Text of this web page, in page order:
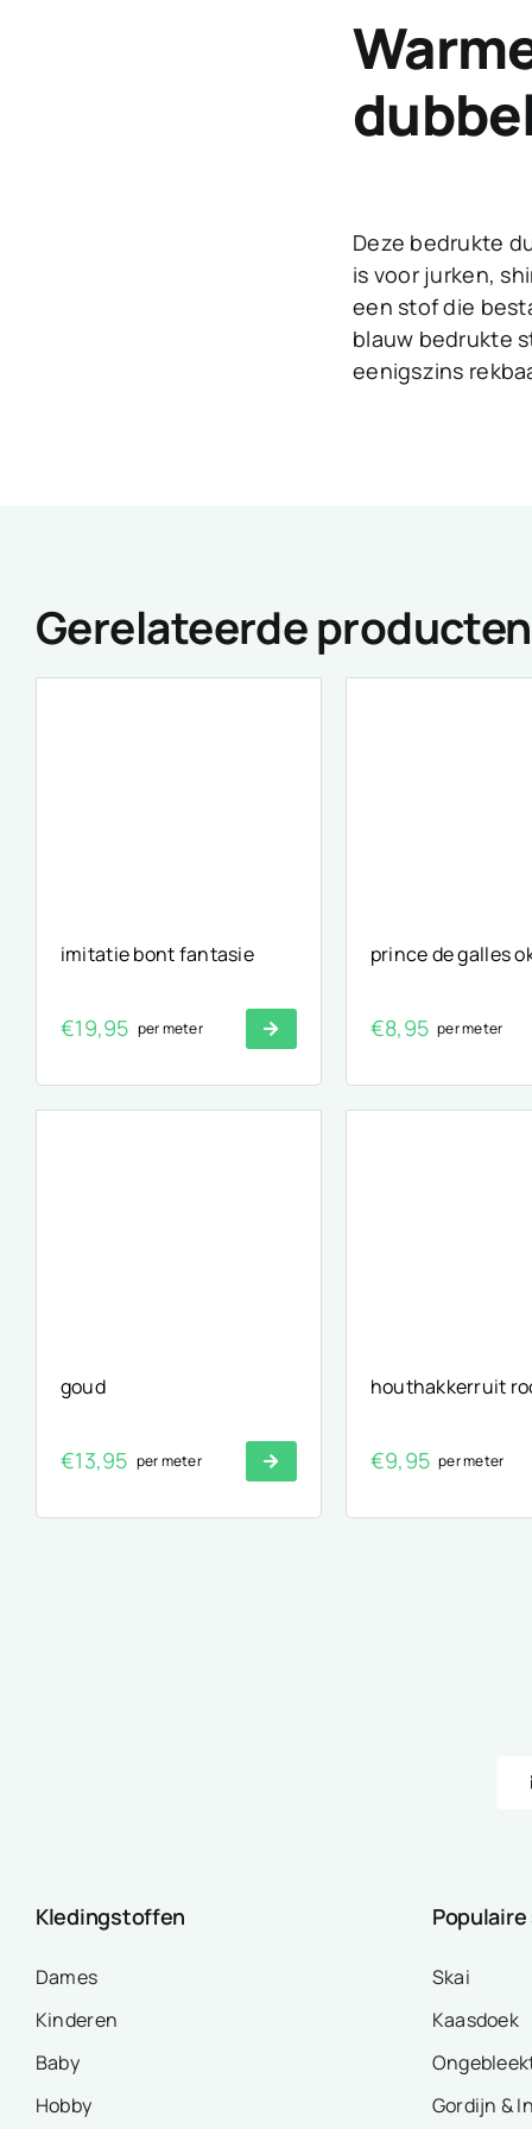
Deze bedrukte
is voor jurken,
een stof die
blauw bedrukte
eenigszins
Gerelateerde producten
imitatie bont fantasie
€19,95 per meter
prince de galles
€8,95 per meter
goud
€13,95 per meter
houthakkerruit
€9,95 per meter
Kledingstoffen
Dames
Kinderen
Baby
Hobby
Skai
Kaasdoek
Gordijn &